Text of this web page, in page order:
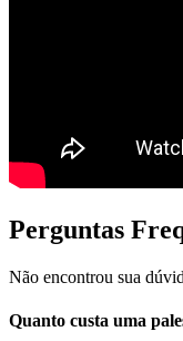
Perguntas
Não encontrou sua
Quanto custa uma